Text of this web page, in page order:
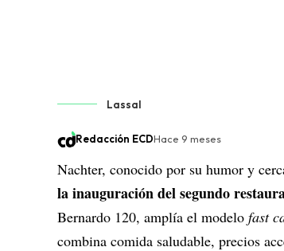
Lassal
Redacción ECDHace 9 meses
Nachter, conocido por su humor y
la inauguración del segundo
Bernardo 120, amplía el modelo fast
combina comida saludable, precios